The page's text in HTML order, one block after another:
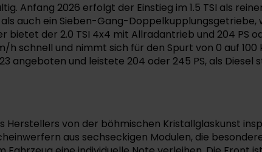
Anfang 2026 erfolgt der Einstieg im 1.5 TSI als
auch ein Sieben-Gang-Doppelkupplungsgetriebe,
der 2.0 TSI 4x4 mit Allradantrieb und 204 PS
h schnell und nimmt sich für den Spurt von 0 auf
angeboten und leistete 204 oder 245 PS, als
Herstellers von der böhmischen Kristallglaskunst
aus sechseckigen Modulen, die